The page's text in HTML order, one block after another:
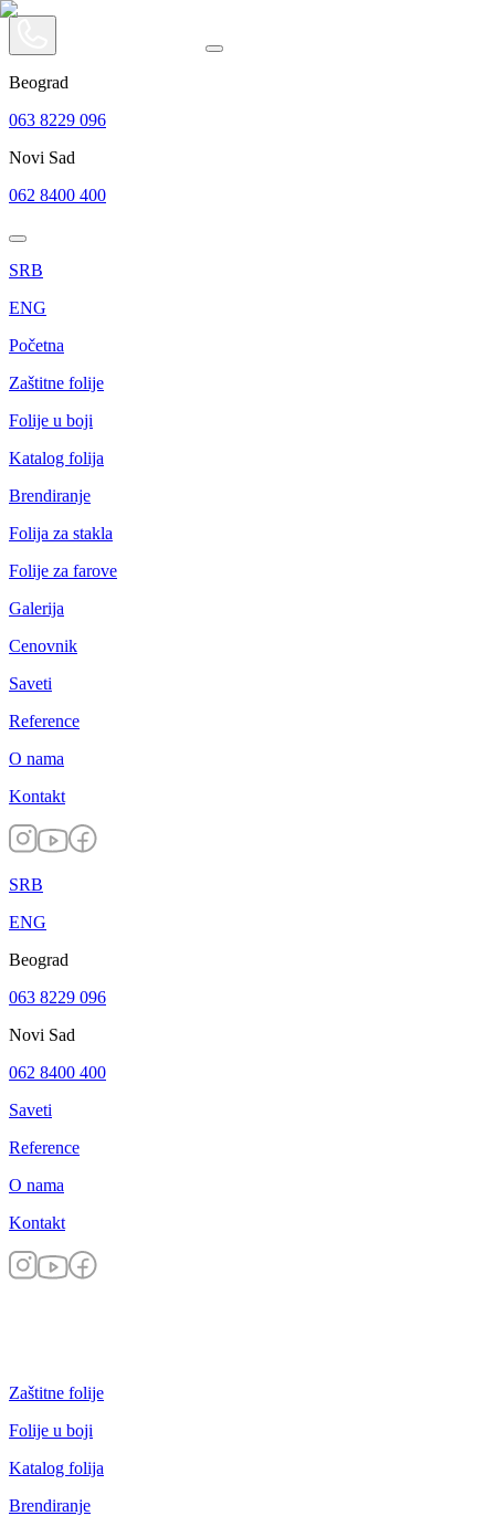
Beograd
063 8229 096
Novi Sad
062 8400 400
SRB
ENG
Početna
Zaštitne folije
Folije u boji
Katalog folija
Brendiranje
Folija za stakla
Folije za farove
Galerija
Cenovnik
Saveti
Reference
O nama
Kontakt
SRB
ENG
Beograd
063 8229 096
Novi Sad
062 8400 400
Saveti
Reference
O nama
Kontakt
Zaštitne folije
Folije u boji
Katalog folija
Brendiranje